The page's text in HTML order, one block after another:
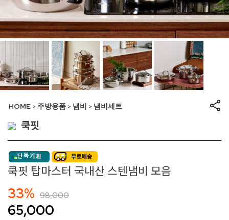
HOME > 주방용품 > 냄비 > 냄비세트
쿡핏
쿡핏 탑마스터 국내산 스텐냄비 모음
33% 98,000
65,000